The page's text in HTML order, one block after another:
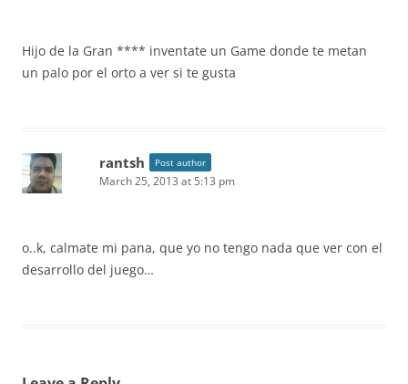
Hijo de la Gran **** inventate un Game donde te metan
un palo por el orto a ver si te gusta
rantsh Post author
March 25, 2013 at 5:13 pm
o..k, calmate mi pana, que yo no tengo nada que ver con el
desarrollo del juego…